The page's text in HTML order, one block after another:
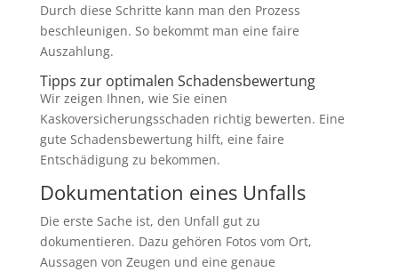
Durch diese Schritte kann man den Prozess
beschleunigen. So bekommt man eine faire
Auszahlung.
Tipps zur optimalen Schadensbewertung
Wir zeigen Ihnen, wie Sie einen
Kaskoversicherungsschaden richtig bewerten. Eine
gute Schadensbewertung hilft, eine faire
Entschädigung zu bekommen.
Dokumentation eines Unfalls
Die erste Sache ist, den Unfall gut zu
dokumentieren. Dazu gehören Fotos vom Ort,
Aussagen von Zeugen und eine genaue